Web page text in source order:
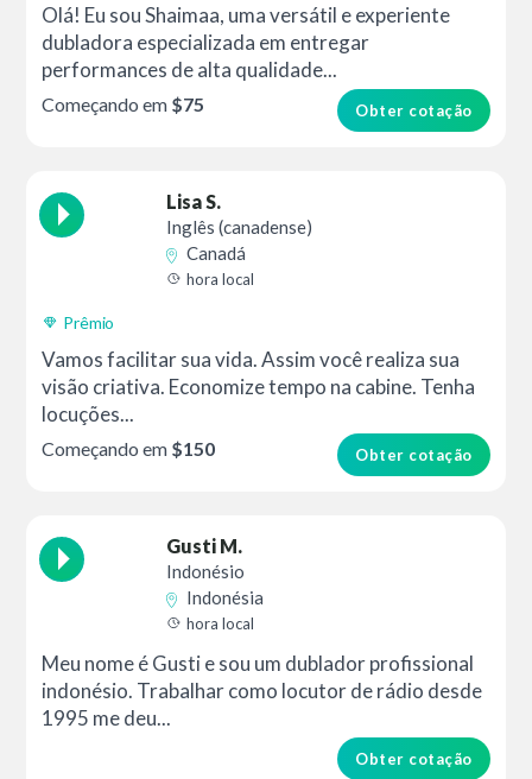
Olá! Eu sou Shaimaa, uma versátil e experiente
dubladora especializada em entregar
performances de alta qualidade...
Obter cotação
Começando em $75
Lisa S.
Inglês (canadense)
Canadá
hora local
Prêmio
Vamos facilitar sua vida. Assim você realiza sua
visão criativa. Economize tempo na cabine. Tenha
locuções...
Obter cotação
Começando em $150
Gusti M.
Indonésio
Indonésia
hora local
Meu nome é Gusti e sou um dublador profissional
indonésio. Trabalhar como locutor de rádio desde
1995 me deu...
Obter cotação